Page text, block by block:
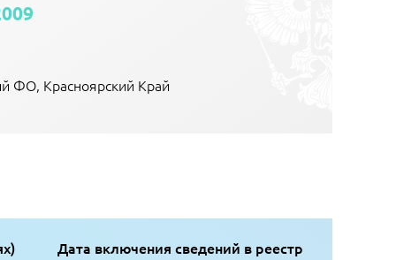
ФО, Красноярский Край
Дата включения сведений в реестр